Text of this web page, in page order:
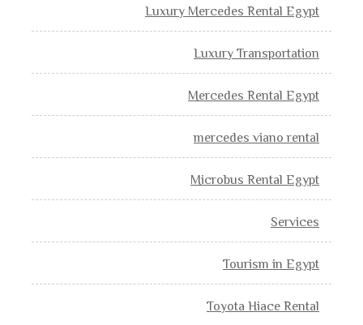
Luxury Mercedes Rental Egypt
Luxury Transportation
Mercedes Rental Egypt
mercedes viano rental
Microbus Rental Egypt
Services
Tourism in Egypt
Toyota Hiace Rental